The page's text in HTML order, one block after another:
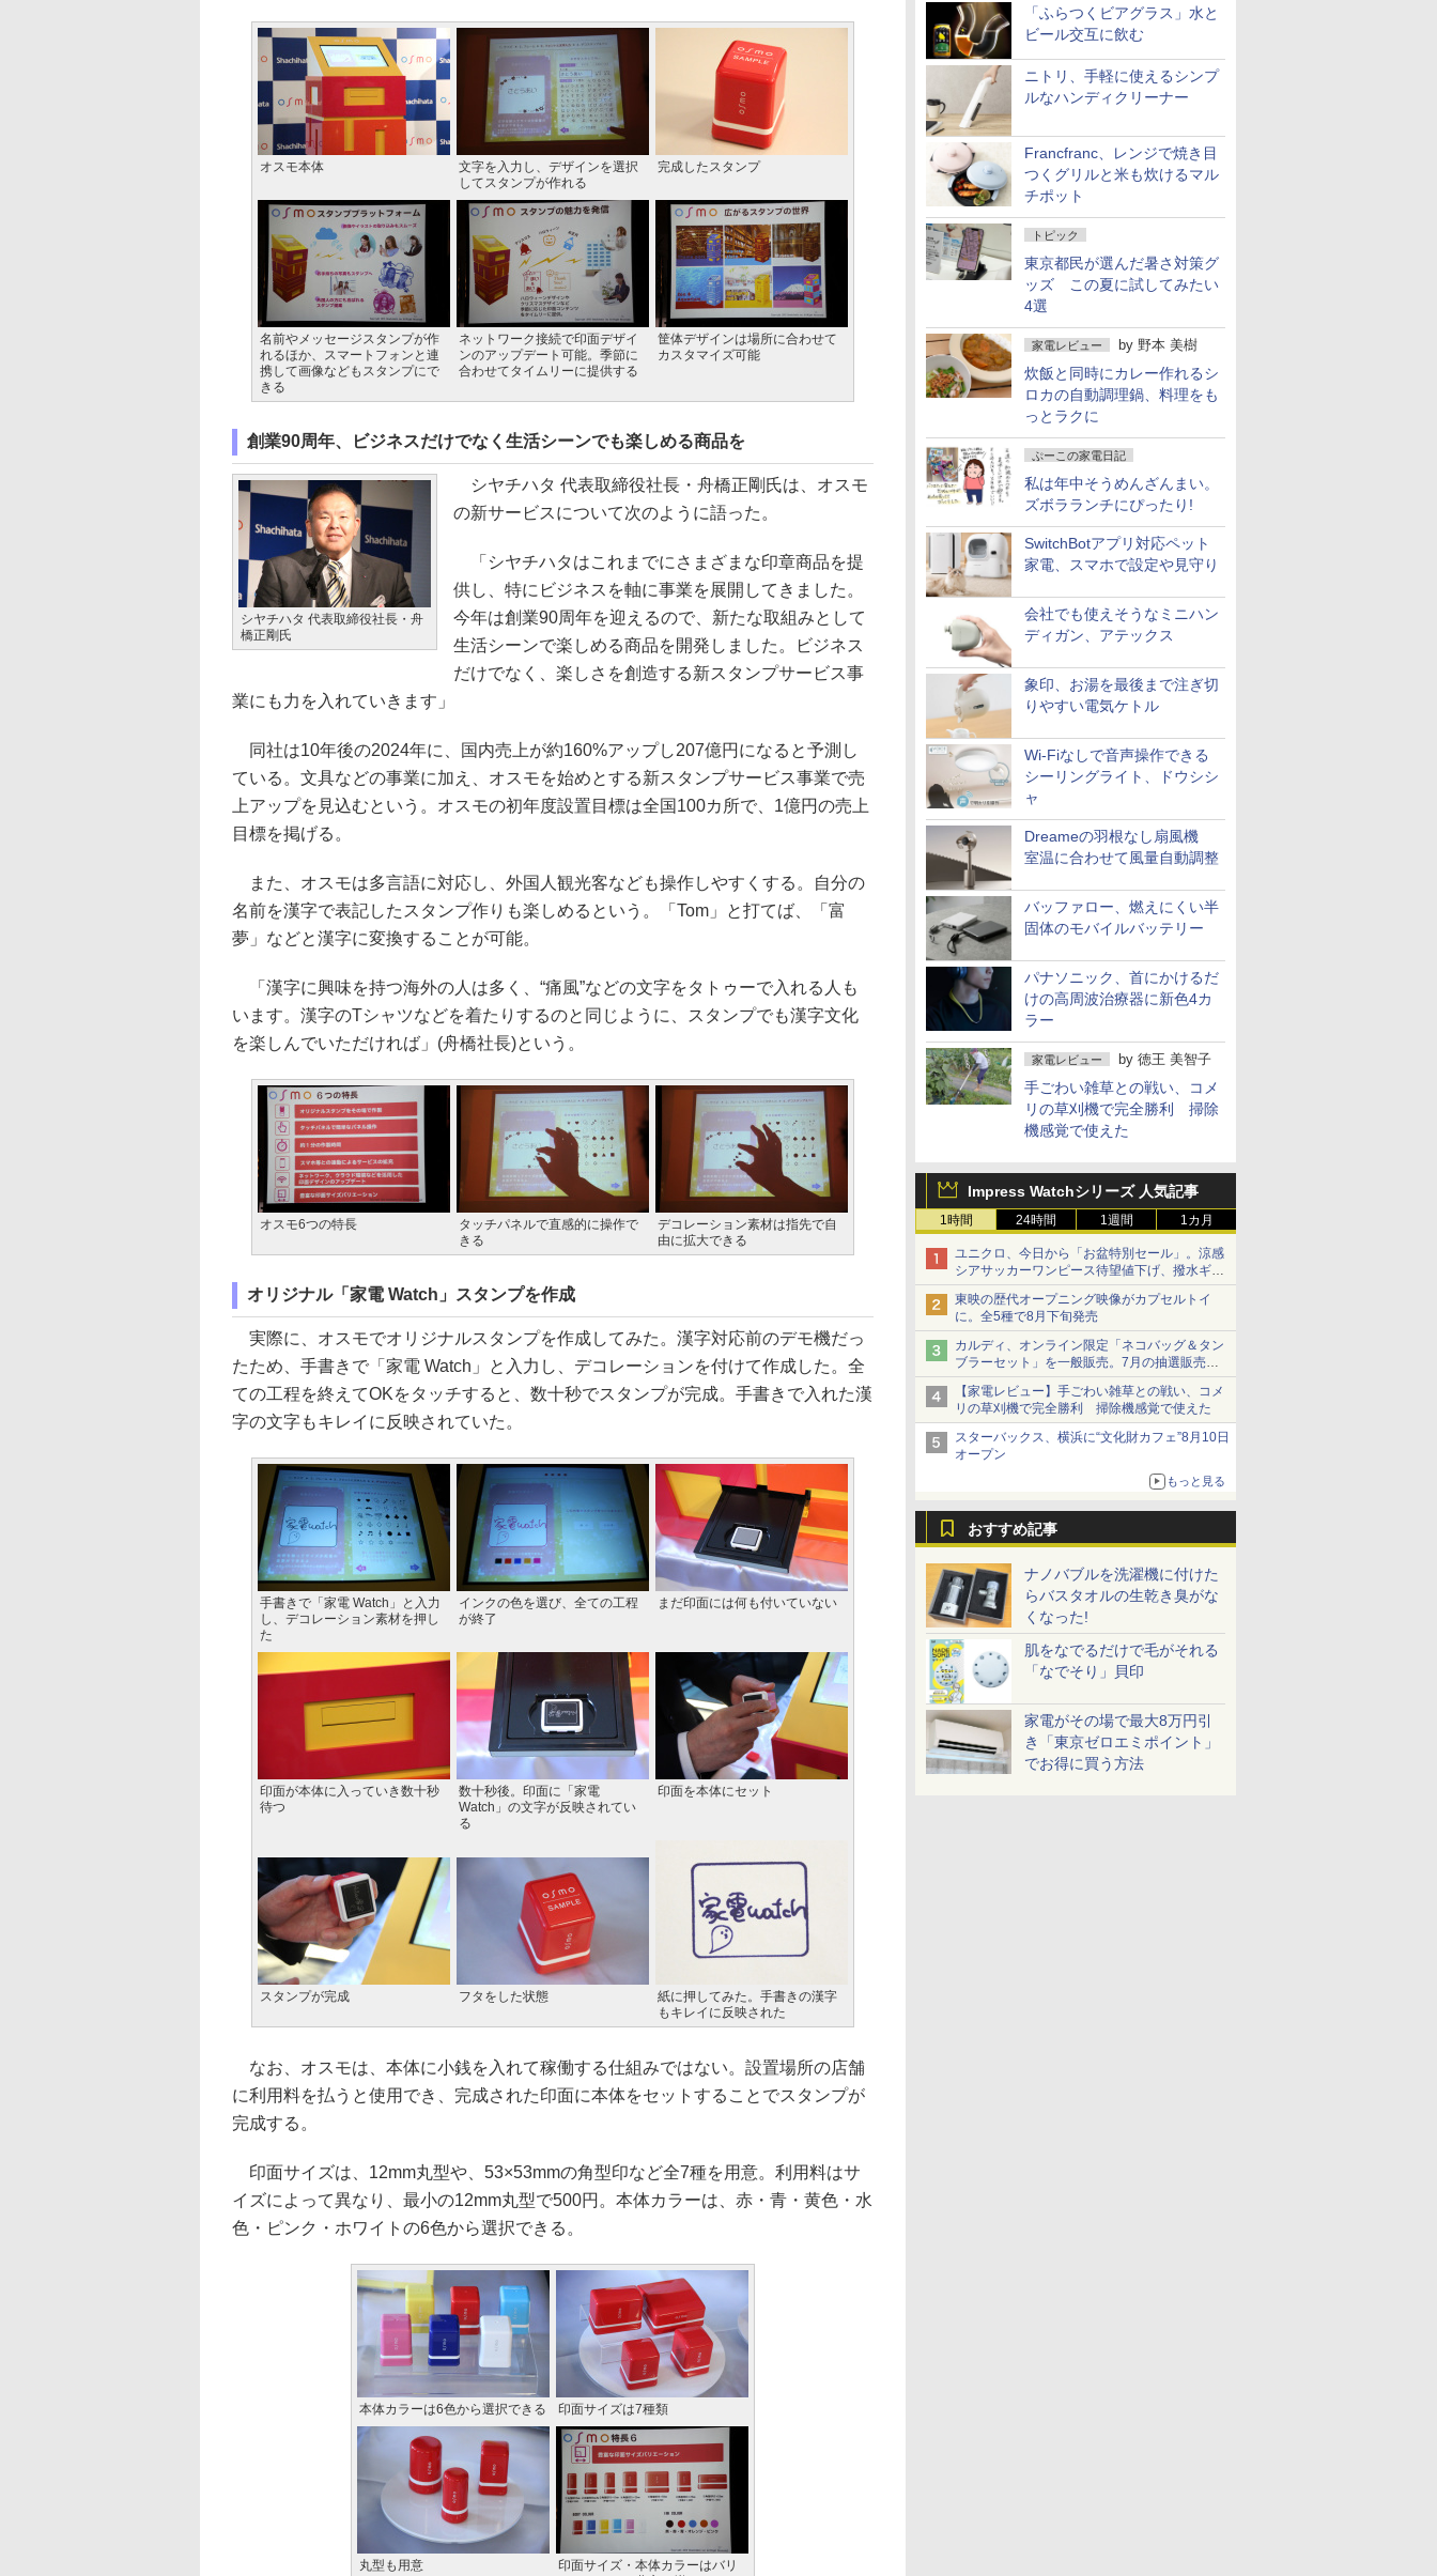
「ふらつくビアグラス」水と
ビール交互に飲む
ニトリ、手軽に使えるシンプ
ルなハンディクリーナー
Francfranc、レンジで焼き目
つくグリルと米も炊けるマル
チポット
トピック
東京都民が選んだ暑さ対策グ
ッズ この夏に試してみたい
4選
家電レビュー by 野本 美樹
炊飯と同時にカレー作れるシ
ロカの自動調理鍋、料理をも
っとラクに
ぷーこの家電日記
私は年中そうめんざんまい。
ズボラランチにぴったり!
SwitchBotアプリ対応ペット
家電、スマホで設定や見守り
会社でも使えそうなミニハン
ディガン、アテックス
象印、お湯を最後まで注ぎ切
りやすい電気ケトル
Wi-Fiなしで音声操作できる
シーリングライト、ドウシシ
ャ
Dreameの羽根なし扇風機
室温に合わせて風量自動調整
バッファロー、燃えにくい半
固体のモバイルバッテリー
パナソニック、首にかけるだ
けの高周波治療器に新色4カ
ラー
家電レビュー by 徳王 美智子
手ごわい雑草との戦い、コメ
リの草刈機で完全勝利 掃除
機感覚で使えた
Impress Watchシリーズ 人気記事
1時間 24時間 1週間 1カ月
ユニクロ、今日から「お盆特別セール」。涼感
シアサッカーワンピース待望値下げ、撥水ギア
ショーツは1990円に
東映の歴代オープニング映像がカプセルトイ
に。全5種で8月下旬発売
カルディ、オンライン限定「ネコバッグ＆タン
ブラーセット」を一般販売。7月の抽選販売の
当選無効分
【家電レビュー】手ごわい雑草との戦い、コメ
リの草刈機で完全勝利 掃除機感覚で使えた
スターバックス、横浜に“文化財カフェ”8月10日
オープン
もっと見る
おすすめ記事
ナノバブルを洗濯機に付けた
らバスタオルの生乾き臭がな
くなった!
肌をなでるだけで毛がそれる
「なでそり」貝印
家電がその場で最大8万円引
き「東京ゼロエミポイント」
でお得に買う方法
オスモ本体
文字を入力し、デザインを選択
してスタンプが作れる
完成したスタンプ
名前やメッセージスタンプが作
れるほか、スマートフォンと連
携して画像などもスタンプにで
きる
ネットワーク接続で印面デザイ
ンのアップデート可能。季節に
合わせてタイムリーに提供する
筐体デザインは場所に合わせて
カスタマイズ可能
創業90周年、ビジネスだけでなく生活シーンでも楽しめる商品を
シヤチハタ 代表取締役社長・舟
橋正剛氏
シヤチハタ 代表取締役社長・舟橋正剛氏は、オスモ
の新サービスについて次のように語った。
「シヤチハタはこれまでにさまざまな印章商品を提
供し、特にビジネスを軸に事業を展開してきました。
今年は創業90周年を迎えるので、新たな取組みとして
生活シーンで楽しめる商品を開発しました。ビジネス
だけでなく、楽しさを創造する新スタンプサービス事
業にも力を入れていきます」
同社は10年後の2024年に、国内売上が約160%アップし207億円になると予測し
ている。文具などの事業に加え、オスモを始めとする新スタンプサービス事業で売
上アップを見込むという。オスモの初年度設置目標は全国100カ所で、1億円の売上
目標を掲げる。
また、オスモは多言語に対応し、外国人観光客なども操作しやすくする。自分の
名前を漢字で表記したスタンプ作りも楽しめるという。「Tom」と打てば、「富
夢」などと漢字に変換することが可能。
「漢字に興味を持つ海外の人は多く、“痛風”などの文字をタトゥーで入れる人も
います。漢字のTシャツなどを着たりするのと同じように、スタンプでも漢字文化
を楽しんでいただければ」(舟橋社長)という。
オスモ6つの特長
タッチパネルで直感的に操作で
きる
デコレーション素材は指先で自
由に拡大できる
オリジナル「家電 Watch」スタンプを作成
実際に、オスモでオリジナルスタンプを作成してみた。漢字対応前のデモ機だっ
たため、手書きで「家電 Watch」と入力し、デコレーションを付けて作成した。全
ての工程を終えてOKをタッチすると、数十秒でスタンプが完成。手書きで入れた漢
字の文字もキレイに反映されていた。
手書きで「家電 Watch」と入力
し、デコレーション素材を押し
た
インクの色を選び、全ての工程
が終了
まだ印面には何も付いていない
印面が本体に入っていき数十秒
待つ
数十秒後。印面に「家電
Watch」の文字が反映されてい
る
印面を本体にセット
スタンプが完成 フタをした状態
紙に押してみた。手書きの漢字
もキレイに反映された
なお、オスモは、本体に小銭を入れて稼働する仕組みではない。設置場所の店舗
に利用料を払うと使用でき、完成された印面に本体をセットすることでスタンプが
完成する。
印面サイズは、12mm丸型や、53×53mmの角型印など全7種を用意。利用料はサ
イズによって異なり、最小の12mm丸型で500円。本体カラーは、赤・青・黄色・水
色・ピンク・ホワイトの6色から選択できる。
本体カラーは6色から選択できる 印面サイズは7種類
丸型も用意
印面サイズ・本体カラーはバリ